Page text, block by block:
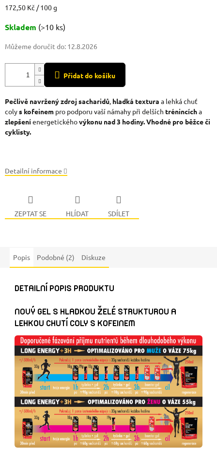
Měrná
172,50 Kč / 100 g
Skladem (>10 ks)
Můžeme doručit do: 12.8.2026
Přidat do košíku
Pečlivě navržený zdroj sacharidů, hladká textura a lehká chuť
colys kofeinem pro podporu vaší námahy při delších trénincícha
zlepšeníenergetickéhovýkonu nad 3 hodiny. Vhodné pro běžce či
cyklisty.
Detailní informace
ZEPTAT SE HLÍDAT SDÍLET
Popis Podobné (2) Diskuze
DETAILNÍ POPIS PRODUKTU
NOVÝ GEL S HLADKOU ŽELÉ STRUKTUROU A
LEHKOU CHUTÍ COLY S KOFEINEM